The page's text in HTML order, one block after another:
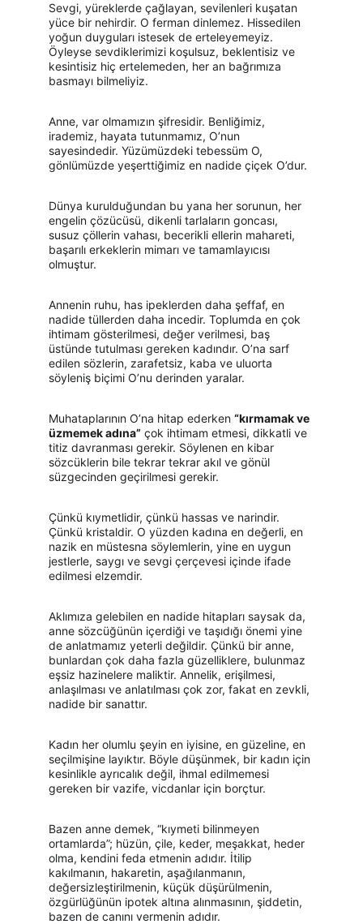
Sevgi, yüreklerde çağlayan, sevilenleri kuşatan
yüce bir nehirdir. O ferman dinlemez. Hissedilen
yoğun duyguları istesek de erteleyemeyiz.
Öyleyse sevdiklerimizi koşulsuz, beklentisiz ve
kesintisiz hiç ertelemeden, her an bağrımıza
basmayı bilmeliyiz.
Anne, var olmamızın şifresidir. Benliğimiz,
irademiz, hayata tutunmamız, O’nun
sayesindedir. Yüzümüzdeki tebessüm O,
gönlümüzde yeşerttiğimiz en nadide çiçek O’dur.
Dünya kurulduğundan bu yana her sorunun, her
engelin çözücüsü, dikenli tarlaların goncası,
susuz çöllerin vahası, becerikli ellerin mahareti,
başarılı erkeklerin mimarı ve tamamlayıcısı
olmuştur.
Annenin ruhu, has ipeklerden daha şeffaf, en
nadide tüllerden daha incedir. Toplumda en çok
ihtimam gösterilmesi, değer verilmesi, baş
üstünde tutulması gereken kadındır. O’na sarf
edilen sözlerin, zarafetsiz, kaba ve uluorta
söyleniş biçimi O’nu derinden yaralar.
Muhataplarının O’na hitap ederken “kırmamak ve
üzmemek adına” çok ihtimam etmesi, dikkatli ve
titiz davranması gerekir. Söylenen en kibar
sözcüklerin bile tekrar tekrar akıl ve gönül
süzgecinden geçirilmesi gerekir.
Çünkü kıymetlidir, çünkü hassas ve narindir.
Çünkü kristaldir. O yüzden kadına en değerli, en
nazik en müstesna söylemlerin, yine en uygun
jestlerle, saygı ve sevgi çerçevesi içinde ifade
edilmesi elzemdir.
Aklımıza gelebilen en nadide hitapları saysak da,
anne sözcüğünün içerdiği ve taşıdığı önemi yine
de anlatmamız yeterli değildir. Çünkü bir anne,
bunlardan çok daha fazla güzelliklere, bulunmaz
eşsiz hazinelere maliktir. Annelik, erişilmesi,
anlaşılması ve anlatılması çok zor, fakat en zevkli,
nadide bir sanattır.
Kadın her olumlu şeyin en iyisine, en güzeline, en
seçilmişine layıktır. Böyle düşünmek, bir kadın için
kesinlikle ayrıcalık değil, ihmal edilmemesi
gereken bir vazife, vicdanlar için borçtur.
Bazen anne demek, “kıymeti bilinmeyen
ortamlarda”; hüzün, çile, keder, meşakkat, heder
olma, kendini feda etmenin adıdır. İtilip
kakılmanın, hakaretin, aşağılanmanın,
değersizleştirilmenin, küçük düşürülmenin,
özgürlüğünün ipotek altına alınmasının, şiddetin,
bazen de canını vermenin adıdır.